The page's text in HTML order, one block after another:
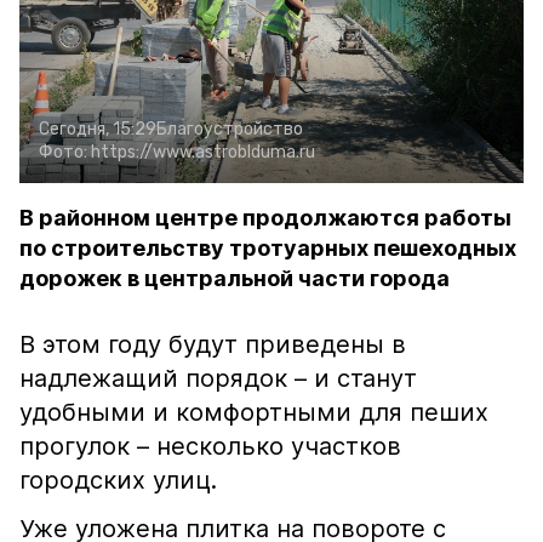
Сегодня, 15:29Благоустройство
Фото:https://www.astroblduma.ru
В районном центре продолжаются работы
по строительству тротуарных пешеходных
дорожек в центральной части города
В этом году будут приведены в
надлежащий порядок – и станут
удобными и комфортными для пеших
прогулок – несколько участков
городских улиц.
Уже уложена плитка на повороте с